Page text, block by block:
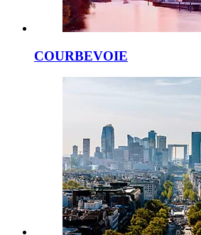
COURBEVOIE